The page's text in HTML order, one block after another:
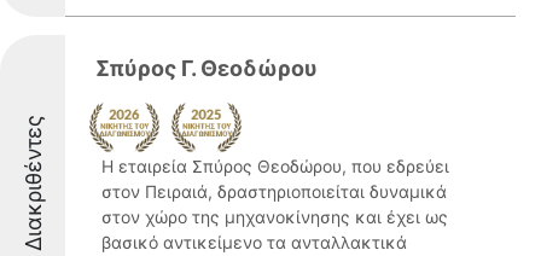
Διακριθέντες
Σπύρος Γ. Θεοδώρου
Η εταιρεία Σπύρος Θεοδώρου, που εδρεύει
στον Πειραιά, δραστηριοποιείται δυναμικά
στον χώρο της μηχανοκίνησης και έχει ως
βασικό αντικείμενο τα ανταλλακτικά